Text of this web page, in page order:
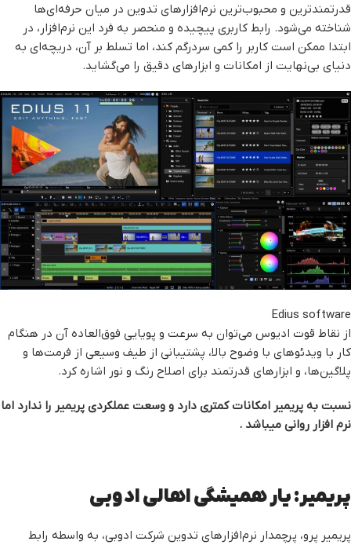
قدرتمندترین و محبوب‌ترین نرم‌افزارهای تدوین در میان حرفه‌ای‌ها
شناخته می‌شود. رابط کاربری پیچیده و منحصر به فرد این نرم‌افزار، در
ابتدا ممکن است کاربر را کمی سردرگم کند، اما تسلط بر آن، دریچه‌ای به
دنیای بی‌نهایت از امکانات و ابزارهای دقیق را می‌گشاید.
Edius software
از نقاط قوت ادیوس می‌توان به سرعت و پویایی فوق‌العاده آن در هنگام
کار با ویدئوهای با وضوح بالا، پشتیبانی از طیف وسیعی از فرمت‌ها و
پلاگین‌ها، و ابزارهای قدرتمند برای اصلاح رنگ و نور اشاره کرد.
نسبت به پریمیر امکانات کمتری دارد و وسعت عملکردی پریمیر را ندارد اما
نرم افزار روانی میباشد .
پریمیر: یار همیشگی اهالی ادوبی
پریمیر پرو، پرچمدار نرم‌افزارهای تدوین شرکت ادوبی، به واسطه رابط